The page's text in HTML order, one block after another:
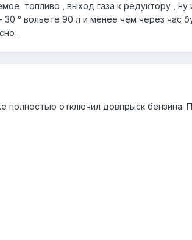
топливо , выход газа к редуктору , ну
° вольете 90 л и менее чем через час
.
полностью отключил довпрыск бензина.